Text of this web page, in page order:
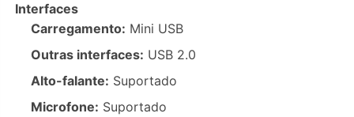
Interfaces
Carregamento: Mini USB
Outras interfaces: USB 2.0
Alto-falante: Suportado
Microfone: Suportado